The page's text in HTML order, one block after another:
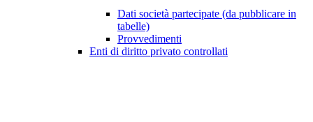
Dati società partecipate (da pubblicare in
tabelle)
Provvedimenti
Enti di diritto privato controllati